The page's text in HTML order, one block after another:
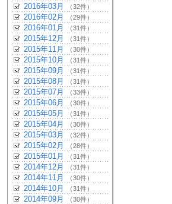
2016年03月 （32件）
2016年02月 （29件）
2016年01月 （31件）
2015年12月 （31件）
2015年11月 （30件）
2015年10月 （31件）
2015年09月 （31件）
2015年08月 （31件）
2015年07月 （33件）
2015年06月 （30件）
2015年05月 （31件）
2015年04月 （30件）
2015年03月 （32件）
2015年02月 （28件）
2015年01月 （31件）
2014年12月 （31件）
2014年11月 （30件）
2014年10月 （31件）
2014年09月 （30件）